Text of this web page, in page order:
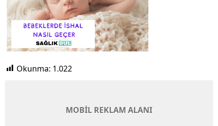
Okunma: 1.022
MOBİL REKLAM ALANI